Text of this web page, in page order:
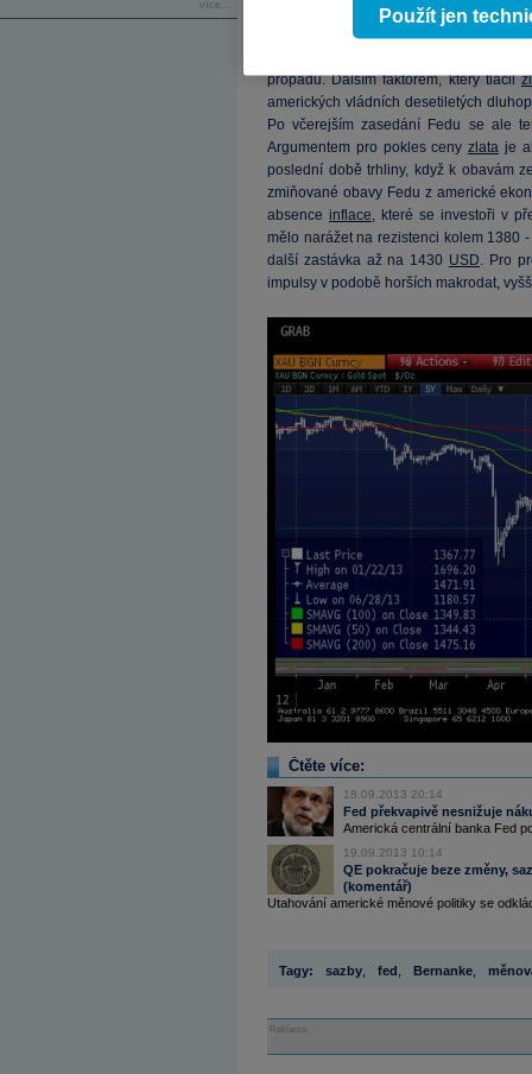
více...
bez velkého přemýšlení nabízízlato,
než 4 % na 1370 USD/tr.unci. Ani po
propadů. Dalším faktorem, který tlačil
amerických vládních desetiletých
Po včerejším zasedání Fedu se ale
Argumentem pro pokles cenyzlata je
poslední době trhliny, když k obavám
zmiňované obavy Fedu z americké
absence inflace, které se investoři v
mělo narážet na rezistenci kolem 1380
další zastávka až na 1430 USD. Pro
impulsy v podobě horších makrodat,
Čtěte více:
18.09.2013 20:14
Fed překvapivě nesnižuje
Americká centrální banka Fed
19.09.2013 10:14
QE pokračuje beze změny,
(komentář)
Utahování americké měnové politiky se
Tagy: sazby fed Bernanke
Reklama
Použít jen